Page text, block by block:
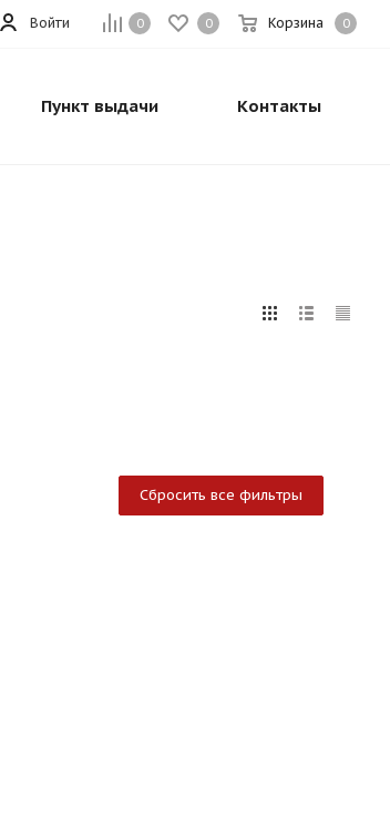
0 0 Корзина 0
Войти
Пункт выдачи Контакты
Сбросить все фильтры